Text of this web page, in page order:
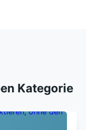
Kategorie